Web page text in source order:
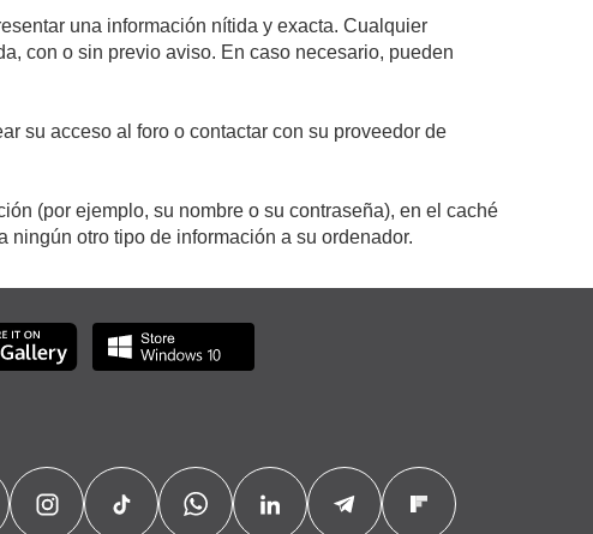
una información nítida y exacta. Cualquier
con o sin previo aviso. En caso necesario, pueden
su acceso al foro o contactar con su proveedor de
(por ejemplo, su nombre o su contraseña), en el caché
otro tipo de información a su ordenador.